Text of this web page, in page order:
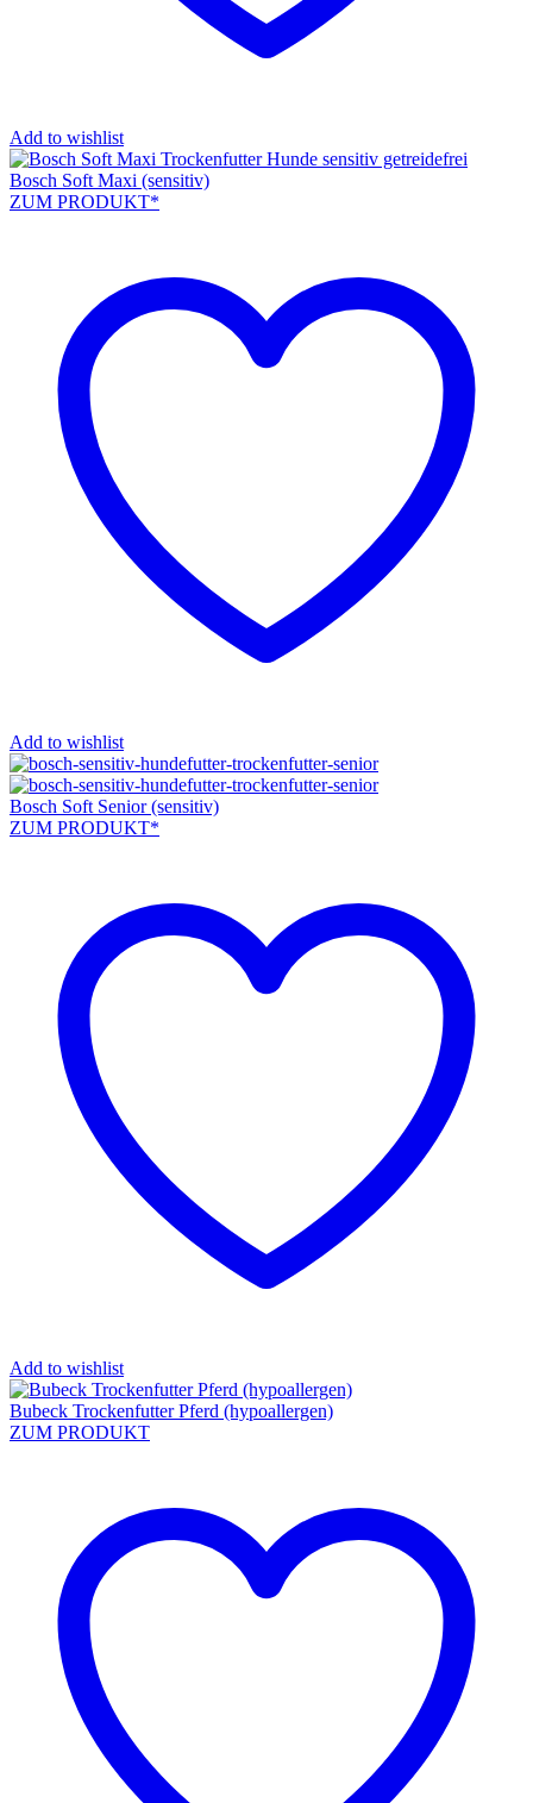
Add to wishlist
Bosch Soft Maxi (sensitiv)
ZUM PRODUKT*
Add to wishlist
Bosch Soft Senior (sensitiv)
ZUM PRODUKT*
Add to wishlist
Bubeck Trockenfutter Pferd (hypoallergen)
ZUM PRODUKT